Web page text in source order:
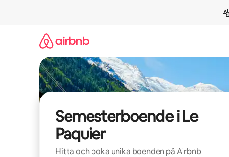
Semesterboende i Le
Paquier
Hitta och boka unika boenden på Airbnb